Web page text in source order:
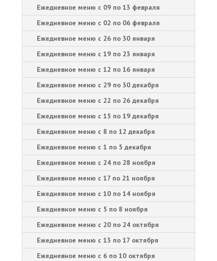
Ежедневное меню с 09 по 13 февраля
Ежедневное меню с 02 по 06 февраля
Ежедневное меню с 26 по 30 января
Ежедневное меню с 19 по 23 января
Ежедневное меню с 12 по 16 января
Ежедневное меню с 29 по 30 декабря
Ежедневное меню с 22 по 26 декабря
Ежедневное меню с 15 по 19 декабря
Ежедневное меню с 8 по 12 декабря
Ежедневное меню с 1 по 5 декабря
Ежедневное меню с 24 по 28 ноября
Ежедневное меню с 17 по 21 ноября
Ежедневное меню с 10 по 14 ноября
Ежедневное меню с 5 по 8 ноября
Ежедневное меню с 20 по 24 октября
Ежедневное меню с 13 по 17 октября
Ежедневное меню с 6 по 10 октября